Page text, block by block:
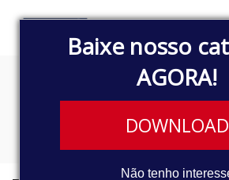
Baixe nosso
AGORA!
DOWNLOAD
Não tenho